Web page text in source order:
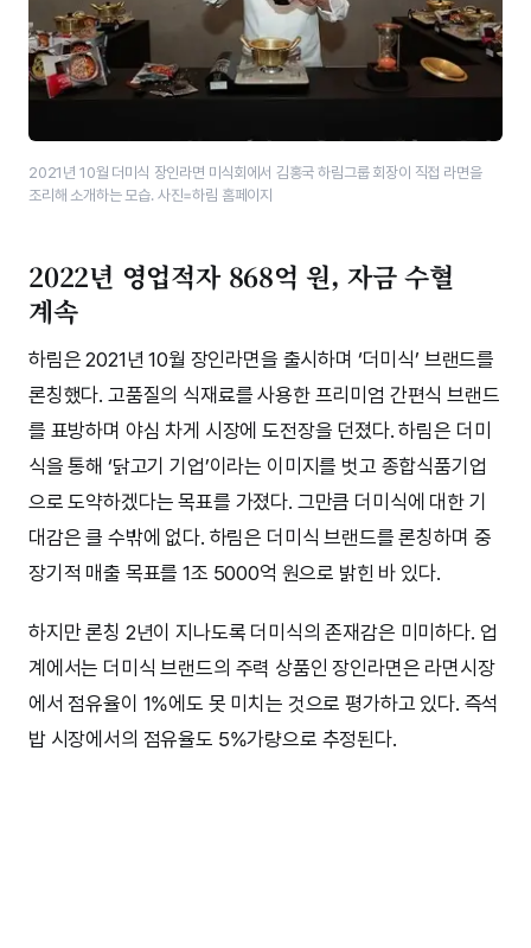
2021년 10월 더미식 장인라면 미식회에서 김홍국 하림그룹 회장​이 직접 라면을
조리해 소개하는 모습. 사진=하림 홈페이지
2022년 영업적자 868억 원, 자금 수혈
계속
하림은 2021년 10월 장인라면을 출시하며 ‘더미식’ 브랜드를
론칭했다. 고품질의 식재료를 사용한 프리미엄 간편식 브랜드
를 표방하며 야심 차게 시장에 도전장을 던졌다. 하림은 더미
식을 통해 ‘닭고기 기업’이라는 이미지를 벗고 종합식품기업
으로 도약하겠다는 목표를 가졌다. 그만큼 더미식에 대한 기
대감은 클 수밖에 없다. 하림은 더미식 브랜드를 론칭하며 중
장기적 매출 목표를 1조 5000억 원으로 밝힌 바 있다.
하지만 론칭 2년이 지나도록 더미식의 존재감은 미미하다. 업
계에서는 더미식 브랜드의 주력 상품인 장인라면은 라면시장
에서 점유율이 1%에도 못 미치는 것으로 평가하고 있다. 즉석
밥 시장에서의 점유율도 5%가량으로 추정된다.